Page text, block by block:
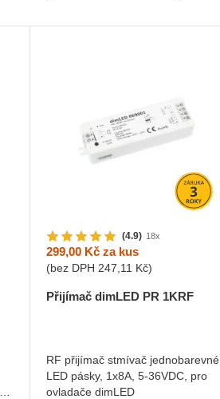
(4.9) 18x
299,00 Kčza kus
(bez DPH 247,11 Kč)
Přijímač dimLED PR 1KRF
RF přijímač stmívač jednobarevné
LED pásky, 1x8A, 5-36VDC, pro
ovladače dimLED